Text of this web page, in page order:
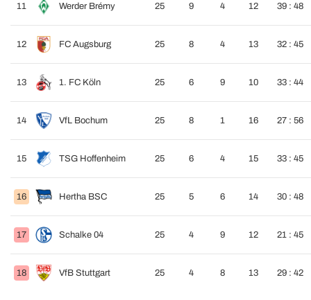
11 Werder Brémy 25 9 4 12 39 : 48
12 FC Augsburg 25 8 4 13 32 : 45
13 1. FC Köln 25 6 9 10 33 : 44
14 VfL Bochum 25 8 1 16 27 : 56
15 TSG Hoffenheim 25 6 4 15 33 : 45
16 Hertha BSC 25 5 6 14 30 : 48
17 Schalke 04 25 4 9 12 21 : 45
18 VfB Stuttgart 25 4 8 13 29 : 42